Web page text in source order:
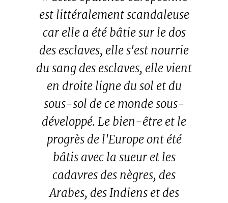
est littéralement scandaleuse
car elle a été bâtie sur le dos
des esclaves, elle s'est nourrie
du sang des esclaves, elle vient
en droite ligne du sol et du
sous-sol de ce monde sous-
développé. Le bien-être et le
progrès de l'Europe ont été
bâtis avec la sueur et les
cadavres des nègres, des
Arabes, des Indiens et des